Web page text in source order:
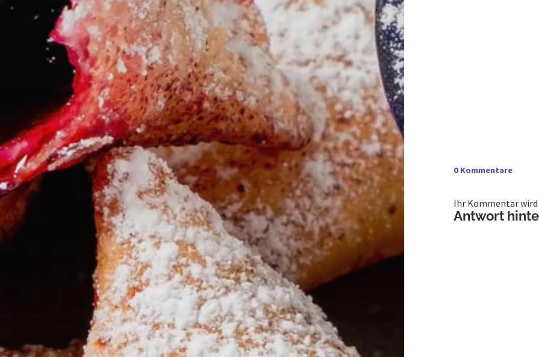
0 Kommentare
Ihr Kommentar
Antwort